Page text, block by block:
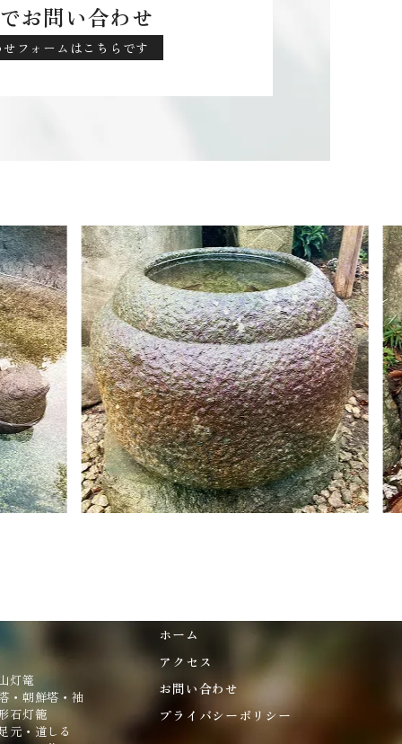
お問い合わせ
フォームはこちらです
山灯篭
・朝鮮塔・袖
石灯籠
元・道しる
ホーム
アクセス
お問い合わせ
プライバシーポリシー